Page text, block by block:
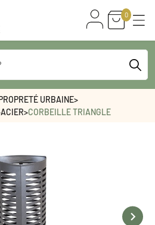
0
URBAINE>
ACIER>CORBEILLE TRIANGLE
